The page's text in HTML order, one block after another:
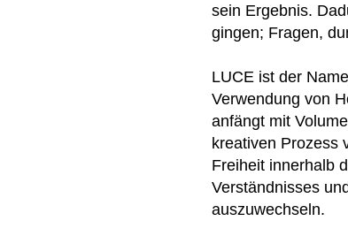
sein Ergebnis.
gingen; Fragen,
LUCE ist der
Verwendung von
anfängt mit
kreativen Prozess
Freiheit innerhalb
Verständnisses
auszuwechseln.